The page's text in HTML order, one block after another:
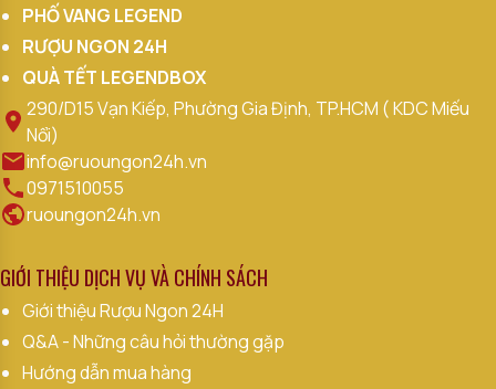
PHỐ VANG LEGEND
RƯỢU NGON 24H
QUÀ TẾT LEGENDBOX
290/D15 Vạn Kiếp, Phường Gia Định, TP.HCM ( KDC Miếu
Nổi)
info@ruoungon24h.vn
0971510055
ruoungon24h.vn
GIỚI THIỆU DỊCH VỤ VÀ CHÍNH SÁCH
Giới thiệu Rượu Ngon 24H
Q&A - Những câu hỏi thường gặp
Hướng dẫn mua hàng